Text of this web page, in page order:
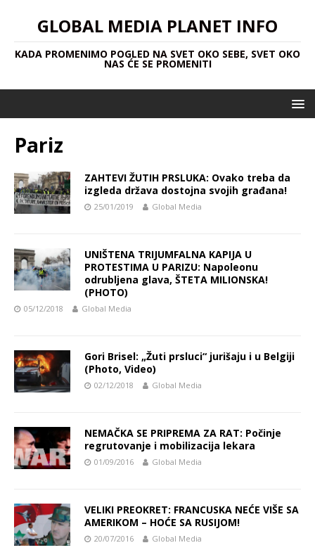
GLOBAL MEDIA PLANET INFO
KADA PROMENIMO POGLED NA SVET OKO SEBE, SVET OKO
NAS ĆE SE PROMENITI
Pariz
ZAHTEVI ŽUTIH PRSLUKA: Ovako treba da
izgleda država dostojna svojih građana!
25/01/2019 Global Media
UNIŠTENA TRIJUMFALNA KAPIJA U
PROTESTIMA U PARIZU: Napoleonu
odrubljena glava, ŠTETA MILIONSKA!
(PHOTO)
05/12/2018 Global Media
Gori Brisel: „Žuti prsluci“ jurišaju i u Belgiji
(Photo, Video)
02/12/2018 Global Media
NEMAČKA SE PRIPREMA ZA RAT: Počinje
regrutovanje i mobilizacija lekara
01/09/2016 Global Media
VELIKI PREOKRET: FRANCUSKA NEĆE VIŠE SA
AMERIKOM – HOĆE SA RUSIJOM!
20/07/2016 Global Media